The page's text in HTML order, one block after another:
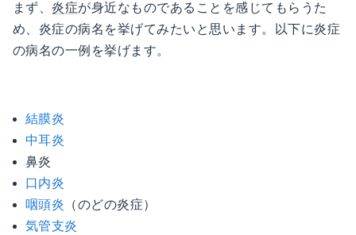
まず、炎症が身近なものであることを感じてもらうた
め、炎症の病名を挙げてみたいと思います。以下に炎症
の病名の一例を挙げます。
結膜炎
中耳炎
鼻炎
口内炎
咽頭炎 （のどの炎症）
気管支炎